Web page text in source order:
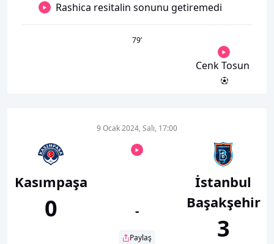
Rashica resitalin sonunu getiremedi
79’
Cenk Tosun
Kasımpaşa
0
9 Ocak 2024, Salı, 17:00
-
Paylaş
İstanbul
Başakşehir
3